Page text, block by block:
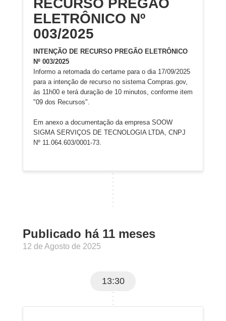
RECURSO PREGÃO
ELETRÔNICO Nº
003/2025
INTENÇÃO DE RECURSO PREGÃO ELETRÔNICO
Nº 003/2025
Informo a retomada do certame para o dia 17/09/2025
para a intenção de recurso no sistema Compras.gov,
às 11h00 e terá duração de 10 minutos, conforme item
"09 dos Recursos".
Em anexo a documentação da empresa SOOW
SIGMA SERVIÇOS DE TECNOLOGIA LTDA, CNPJ
Nº 11.064.603/0001-73.
Publicado há 11 meses
12 de Agosto de 2025
13:30